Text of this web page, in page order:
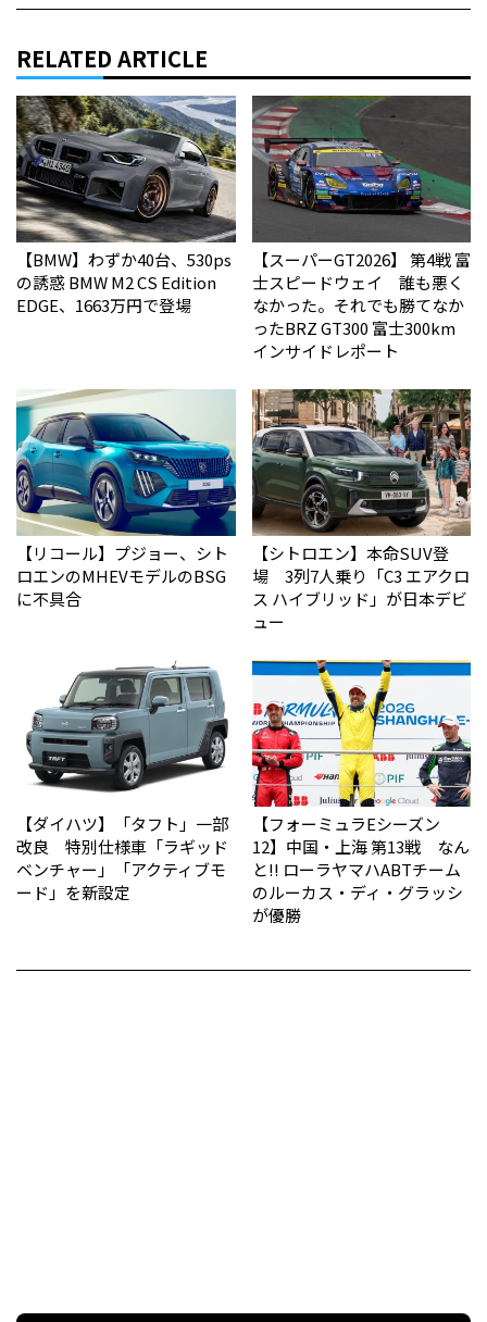
RELATED ARTICLE
【BMW】わずか40台、530ps
の誘惑 BMW M2 CS Edition
EDGE、1663万円で登場
【スーパーGT2026】 第4戦 富
士スピードウェイ 誰も悪く
なかった。それでも勝てなか
った――BRZ GT300 富士300km
インサイドレポート
【リコール】プジョー、シト
ロエンのMHEVモデルのBSG
に不具合
【シトロエン】本命SUV登
場 3列7人乗り「C3 エアクロ
ス ハイブリッド」が日本デビ
ュー
【ダイハツ】「タフト」一部
改良 特別仕様車「ラギッド
ベンチャー」「アクティブモ
ード」を新設定
【フォーミュラEシーズン
12】中国・上海 第13戦 なん
と!! ローラヤマハABTチーム
のルーカス・ディ・グラッシ
が優勝